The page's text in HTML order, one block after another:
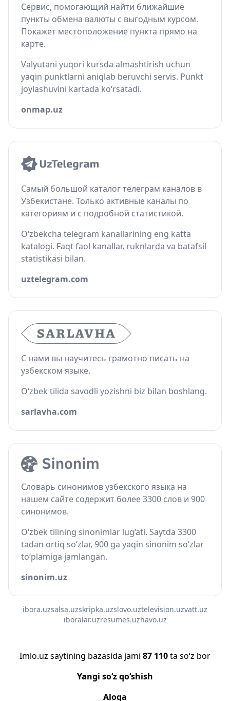
Сервис, помогающий найти ближайшие
пункты обмена валюты с выгодным курсом.
Покажет местоположение пункта прямо на
карте.
Valyutani yuqori kursda almashtirish uchun
yaqin punktlarni aniqlab beruvchi servis. Punkt
joylashuvini kartada ko‘rsatadi.
onmap.uz
Самый большой каталог телеграм каналов в
Узбекистане. Только активные каналы по
категориям и с подробной статистикой.
O‘zbekcha telegram kanallarining eng katta
katalogi. Faqt faol kanallar, ruknlarda va batafsil
statistikasi bilan.
uztelegram.com
С нами вы научитесь грамотно писать на
узбекском языке.
O‘zbek tilida savodli yozishni biz bilan boshlang.
sarlavha.com
Словарь синонимов узбекского языка на
нашем сайте содержит более 3300 слов и 900
синонимов.
O‘zbek tilining sinonimlar lug‘ati. Saytda 3300
tadan ortiq so‘zlar, 900 ga yaqin sinonim so‘zlar
to‘plamiga jamlangan.
sinonim.uz
ibora.uzsalsa.uzskripka.uzslovo.uztelevision.uzvatt.uz
iboralar.uzresumes.uzhavo.uz
Imlo.uz saytining bazasida jami 87 110ta so‘z bor
Yangi so‘z qo‘shish
Aloqa